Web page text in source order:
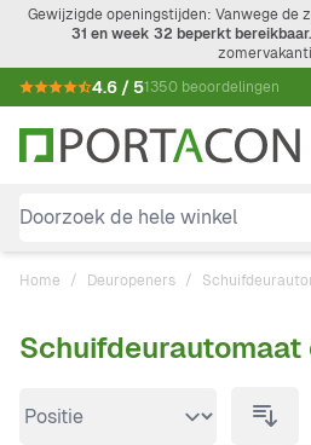
Ga naar de inhoud
Gewijzigde openingstijden: Vanwege de
31 en week 32 beperkt bereikbaar.
4.6 / 51350 beoordelingen
Doorzoek de hele winkel
Home / Deuropeners /
Doorgaan naar productlijst
Schuifdeurautomaat